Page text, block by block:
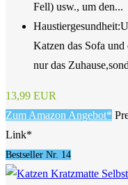
Fell) usw., um den...
Katzen das Sofa
nur das
13,99 EUR
Zum Amazon Angebot*
Link*
Bestseller Nr. 14